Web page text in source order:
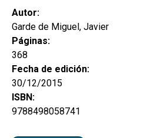
Autor:
Garde de Miguel, Javier
Páginas:
368
Fecha de edición:
30/12/2015
ISBN:
9788498058741